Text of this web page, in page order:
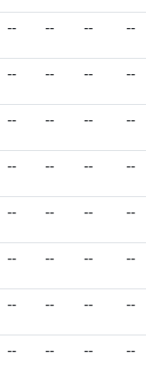
-- -- -- --
-- -- -- --
-- -- -- --
-- -- -- --
-- -- -- --
-- -- -- --
-- -- -- --
-- -- -- --